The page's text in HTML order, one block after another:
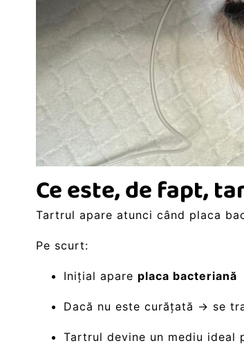
Ce este, de fapt,
Tartrul apare atunci când placa
Pe scurt:
Inițial apare placa bacteriană
Dacă nu este curățată → se
Tartrul devine un mediu ideal